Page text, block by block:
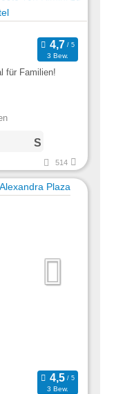
3 Bew.
für Familien!
514
3 Bew.